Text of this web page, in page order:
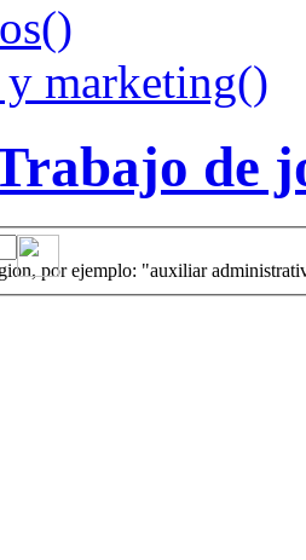
()
y marketing()
de
por ejemplo: "auxiliar